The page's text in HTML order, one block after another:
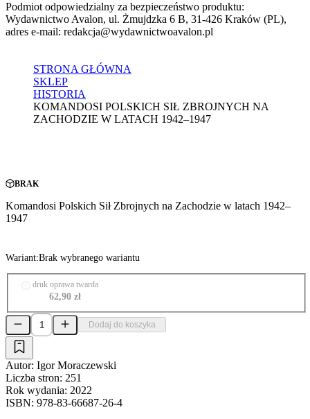
Podmiot odpowiedzialny za bezpieczeństwo produktu:
Wydawnictwo Avalon, ul. Żmujdzka 6 B, 31-426 Kraków (PL),
adres e-mail: redakcja@wydawnictwoavalon.pl
STRONA GŁÓWNA
SKLEP
HISTORIA
KOMANDOSI POLSKICH SIŁ ZBROJNYCH NA
ZACHODZIE W LATACH 1942–1947
BRAK
Komandosi Polskich Sił Zbrojnych na Zachodzie w latach 1942–
1947
Wariant:Brak wybranego wariantu
druk oprawa twarda
62,90 zł
Dodaj do koszyka
Autor: Igor Moraczewski
Liczba stron: 251
Rok wydania: 2022
ISBN: 978-83-66687-26-4